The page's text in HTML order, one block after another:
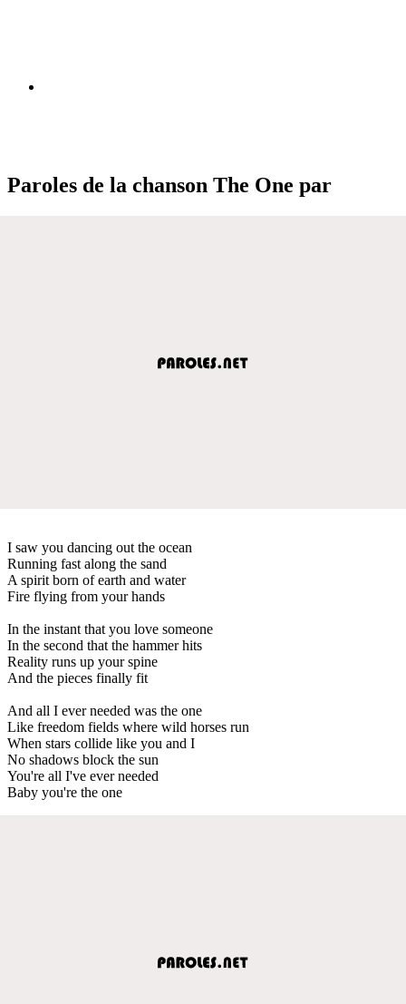
Paroles de la chanson The One par
I saw you dancing out the ocean
Running fast along the sand
A spirit born of earth and water
Fire flying from your hands
In the instant that you love someone
In the second that the hammer hits
Reality runs up your spine
And the pieces finally fit
And all I ever needed was the one
Like freedom fields where wild horses run
When stars collide like you and I
No shadows block the sun
You're all I've ever needed
Baby you're the one